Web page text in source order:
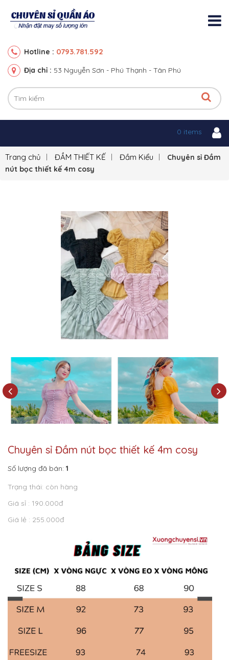
Hotline : 0793.781.592
Địa chỉ : 53 Nguyễn Sơn - Phú Thạnh - Tân Phú
0 items
Trang chủ ĐẦM THIẾT KẾ Đầm Kiểu
Chuyên sỉ Đầm
nút bọc thiết kế 4m cosy
Chuyên sỉ Đầm nút bọc thiết kế 4m cosy
Số lượng đã bán: 1
Trạng thái: còn hàng
Giá sỉ : 190.000đ
Giá lẻ : 255.000đ